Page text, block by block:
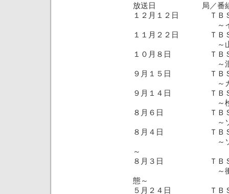
放送日 局／番組
１２月１２日 ＴＢＳ
～イスラエル
１１月２２日 ＴＢＳ
～山路徹・
１０月８日 ＴＢＳ「
～混迷のソマ
９月１５日 ＴＢＳ「
～カンボジア・
９月１４日 ＴＢＳ「
～検証・国連カ
８月６日 ＴＢＳ「
～ソマリア
８月４日 ＴＢＳ「
～ソマリア・こ
～
８月３日 ＴＢＳ「
～衝撃映像・ソ
態～
５月２４日 ＴＢＳ「